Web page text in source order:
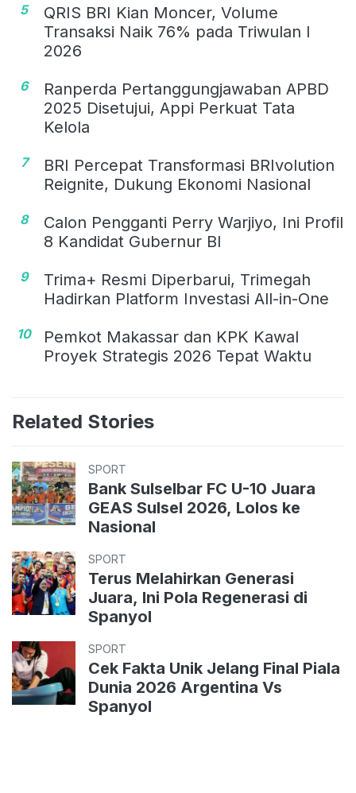
5
QRIS BRI Kian Moncer, Volume
Transaksi Naik 76% pada Triwulan I
2026
6
Ranperda Pertanggungjawaban APBD
2025 Disetujui, Appi Perkuat Tata
Kelola
7
BRI Percepat Transformasi BRIvolution
Reignite, Dukung Ekonomi Nasional
8
Calon Pengganti Perry Warjiyo, Ini Profil
8 Kandidat Gubernur BI
9
Trima+ Resmi Diperbarui, Trimegah
Hadirkan Platform Investasi All-in-One
10
Pemkot Makassar dan KPK Kawal
Proyek Strategis 2026 Tepat Waktu
Related Stories
SPORT
Bank Sulselbar FC U-10 Juara
GEAS Sulsel 2026, Lolos ke
Nasional
SPORT
Terus Melahirkan Generasi
Juara, Ini Pola Regenerasi di
Spanyol
SPORT
Cek Fakta Unik Jelang Final Piala
Dunia 2026 Argentina Vs
Spanyol